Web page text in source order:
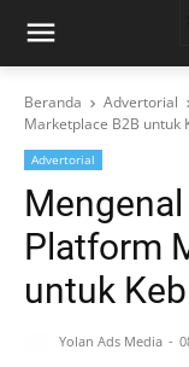
Beranda Advertorial
Marketplace B2B untuk
Advertorial
Platform
untuk
Yolan Ads Media